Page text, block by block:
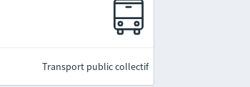
Transport public collectif